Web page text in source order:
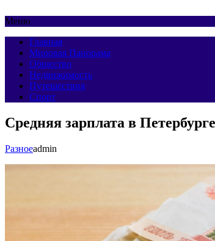
Меню
Главная
Мировая Панорама
Общество
Недвижимость
Путешествия
Спорт
Средняя зарплата в
Разноеadmin